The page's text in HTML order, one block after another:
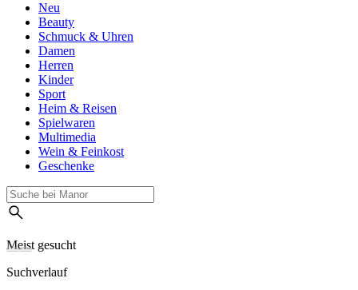
Neu
Beauty
Schmuck & Uhren
Damen
Herren
Kinder
Sport
Heim & Reisen
Spielwaren
Multimedia
Wein & Feinkost
Geschenke
Meist gesucht
Suchverlauf